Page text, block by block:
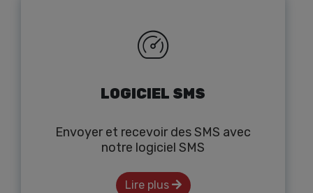
LOGICIEL SMS
Envoyer et recevoir des SMS avec
notre logiciel SMS
Lire plus